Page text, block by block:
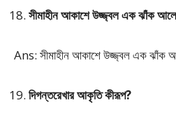
সীমাহীন আকাশে উজ্জ্বল এক ঝাঁক
Ans: সীমাহীন আকাশে উজ্জ্বল এক ঝাঁক
দিগন্তরেখার আকৃতি কীরূপ?